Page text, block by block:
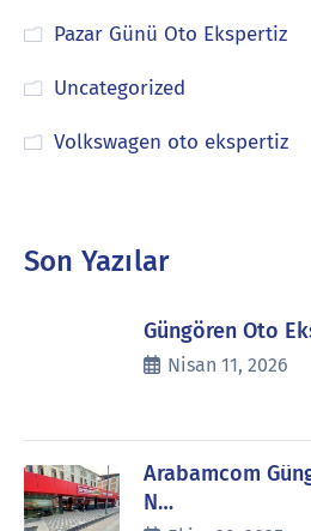
Pazar Günü Oto Ekspertiz
Uncategorized
Volkswagen oto ekspertiz
Son Yazılar
Güngören Oto
Nisan 11, 2026
Arabamcom
N…